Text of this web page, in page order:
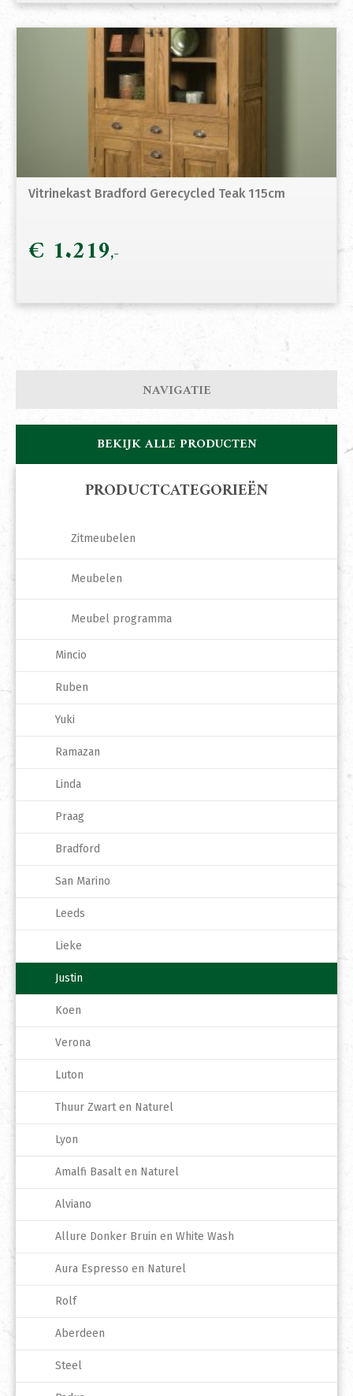
Vitrinekast Bradford Gerecycled Teak 115cm
€ 1.219
NAVIGATIE
BEKIJK ALLE PRODUCTEN
PRODUCTCATEGORIEËN
Zitmeubelen
Meubelen
Meubel programma
Mincio
Ruben
Yuki
Ramazan
Linda
Praag
Bradford
San Marino
Leeds
Lieke
Justin
Koen
Verona
Luton
Thuur Zwart en Naturel
Lyon
Amalfi Basalt en Naturel
Alviano
Allure Donker Bruin en White Wash
Aura Espresso en Naturel
Rolf
Aberdeen
Steel